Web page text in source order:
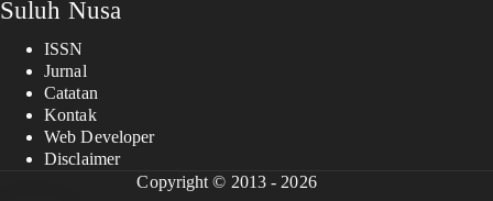
Suluh Nusa
ISSN
Jurnal
Catatan
Kontak
Web Developer
Disclaimer
Copyright © 2013 - 2026